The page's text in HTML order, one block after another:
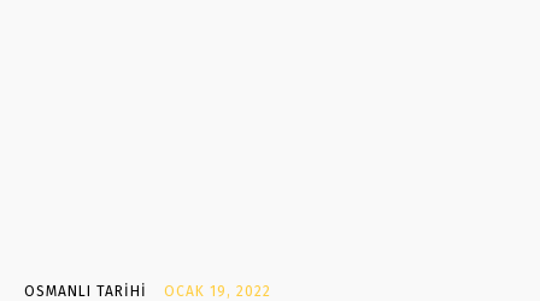
OSMANLI TARIHI OCAK 19, 2022